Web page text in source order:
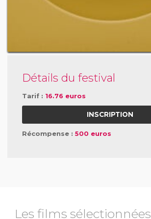
Détails du festival
Tarif : 16.76 euros
INSCRIPTION
Récompense : 500 euros
Les films sélectionnées